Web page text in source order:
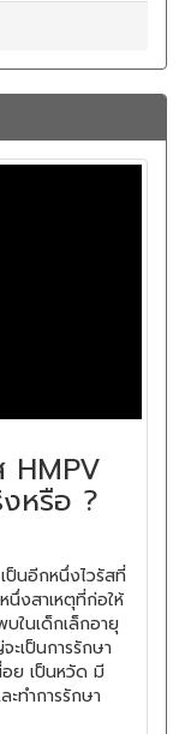
HMPV
หรือ ?
ป็นอีกหนึ่งไวรัสที่
นึ่งสาเหตุที่ก่อให้
ในเด็กเล็กอายุ
เป็นการรักษา
อย เป็นหวัด มี
ทำการรักษา